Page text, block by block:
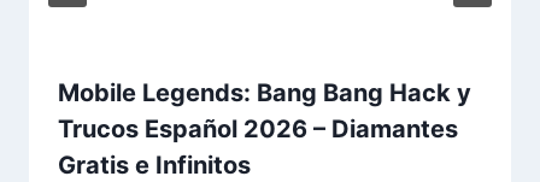
Mobile Legends: Bang Bang Hack y
Trucos Español 2026 – Diamantes
Gratis e Infinitos